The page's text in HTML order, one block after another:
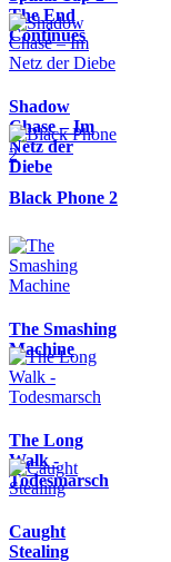
The End
Continues
Shadow
Chase – Im
Netz der
Diebe
Black Phone 2
The Smashing
Machine
The Long
Walk -
Todesmarsch
Caught
Stealing